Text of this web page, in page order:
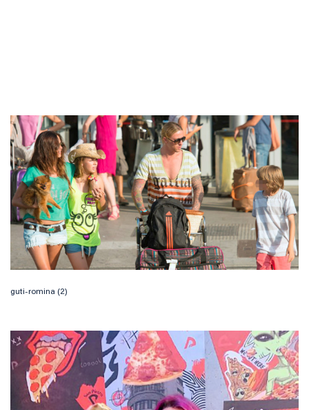
guti-romina (2)